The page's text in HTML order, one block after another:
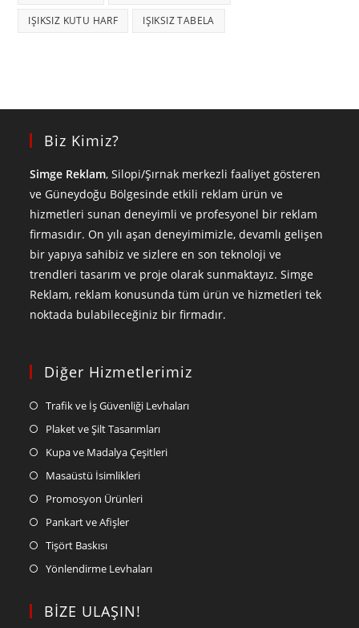
IŞIKSIZ KUTU HARF IŞIKSIZ TABELA
Biz Kimiz?
Simge Reklam, Silopi/Şırnak merkezli faaliyet gösteren
ve Güneydoğu Bölgesinde etkili reklam ürün ve
hizmetleri sunan deneyimli ve profesyonel bir reklam
firmasıdır. On yılı aşan deneyimimizle, devamlı gelişen
bir yapıya sahibiz ve sizlere en son teknoloji ve
trendleri tasarım ve proje olarak sunmaktayız. Simge
Reklam, reklam konusunda tüm ürün ve hizmetleri tek
noktada bulabileceğiniz bir firmadır.
Diğer Hizmetlerimiz
Trafik ve İş Güvenliği Levhaları
Plaket ve Şilt Tasarımları
Kupa ve Madalya Çeşitleri
Masaüstü İsimlikleri
Promosyon Ürünleri
Pankart ve Afişler
Tişört Baskısı
Yönlendirme Levhaları
BİZE ULAŞIN!